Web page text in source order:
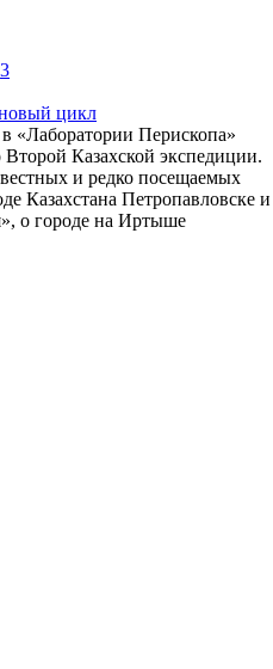
3
цикл
«Лаборатории Перископа»
Казахской экспедиции.
и редко посещаемых
Казахстана Петропавловске и
о городе на Иртыше